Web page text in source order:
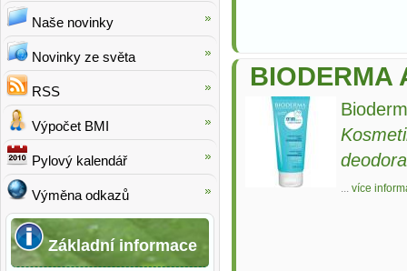
BIODERMA
... více
Naše novinky
Novinky ze světa
RSS
Výpočet BMI
Pylový kalendář
Výměna odkazů
Základní informace